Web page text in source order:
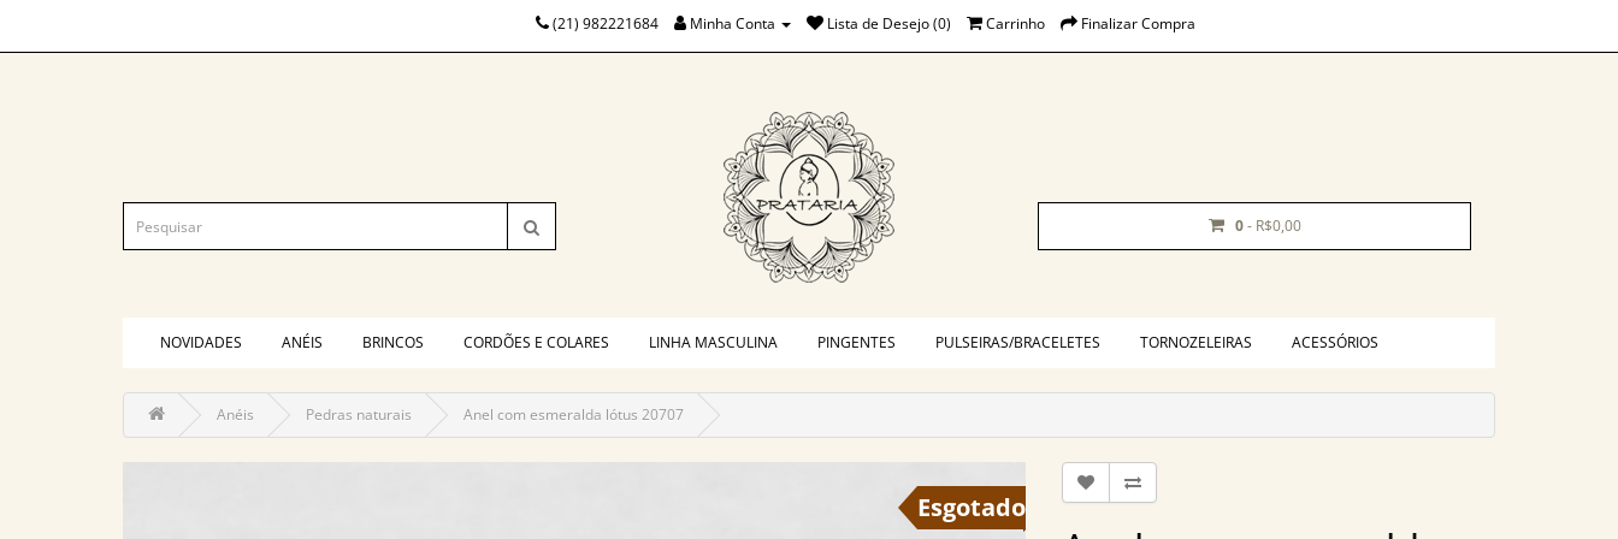
(21) 982221684 Minha Conta Lista de Desejo (0) Carrinho Finalizar Compra
0- R$0,00
NOVIDADES ANÉIS BRINCOS CORDÕES E COLARES LINHA MASCULINA PINGENTES PULSEIRAS/BRACELETES TORNOZELEIRAS ACESSÓRIOS
Anéis Pedras naturais Anel com esmeralda lótus 20707